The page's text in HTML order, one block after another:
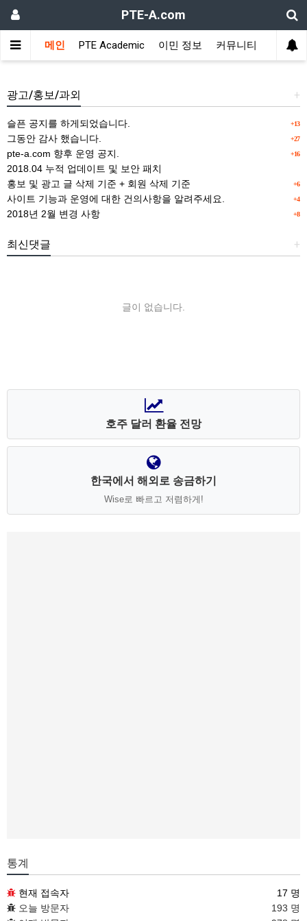
PTE-A.com
메인 PTE Academic 이민 정보 커뮤니티
위젯설정에서 사용할 타이틀을 등록해 주세요.
+
광고/홍보/과외
+13
슬픈 공지를 하게되었습니다.
+27
그동안 감사 했습니다.
+16
pte-a.com 향후 운영 공지.
2018.04 누적 업데이트 및 보안 패치
+6
홍보 및 광고 글 삭제 기준 + 회원 삭제 기준
+4
사이트 기능과 운영에 대한 건의사항을 알려주세요.
+8
2018년 2월 변경 사항
+
최신댓글
글이 없습니다.
호주 달러 환율 전망
한국에서 해외로 송금하기
Wise로 빠르고 저렴하게!
통계
현재 접속자
17 명
오늘 방문자
193 명